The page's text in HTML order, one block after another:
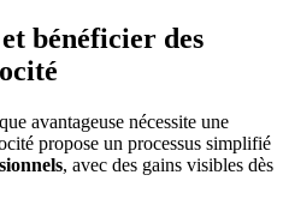
bénéficier des
avantageuse nécessite une
propose un processus simplifié
, avec des gains visibles dès